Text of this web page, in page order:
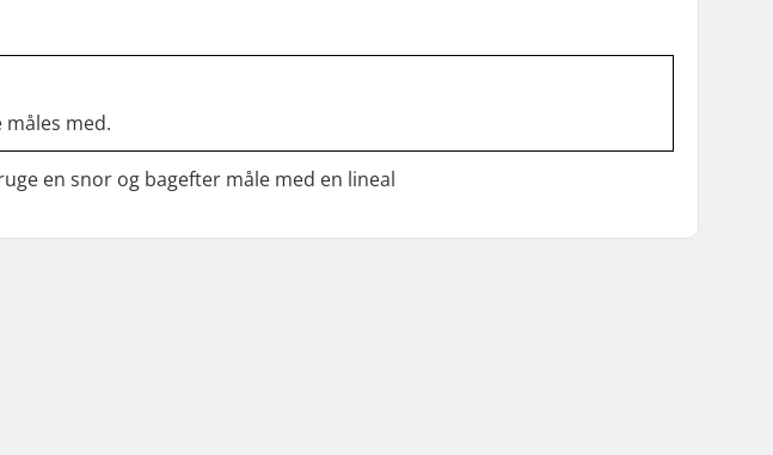
med.
en snor og bagefter måle med en lineal